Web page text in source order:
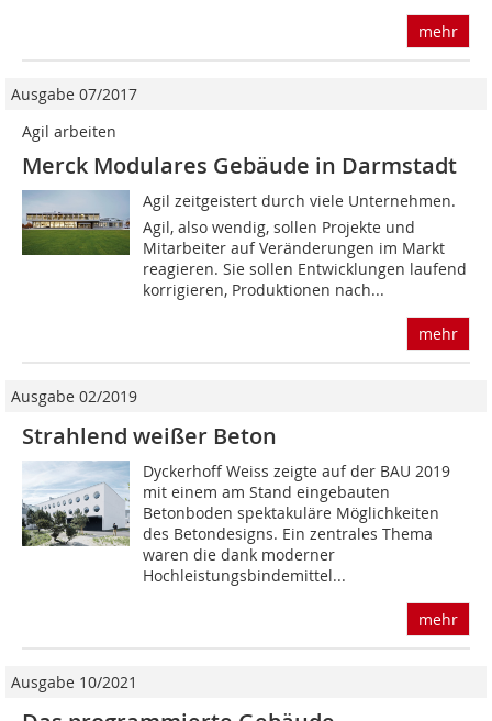
mehr
Ausgabe 07/2017
Agil arbeiten
Merck Modulares Gebäude in Darmstadt
Agil zeitgeistert durch viele Unternehmen.
Agil, also wendig, sollen Projekte und
Mitarbeiter auf Veränderungen im Markt
reagieren. Sie sollen Entwicklungen laufend
korrigieren, Produktionen nach...
mehr
Ausgabe 02/2019
Strahlend weißer Beton
Dyckerhoff Weiss zeigte auf der BAU 2019
mit einem am Stand eingebauten
Betonboden spektakuläre Möglichkeiten
des Betondesigns. Ein zentrales Thema
waren die dank moderner
Hochleistungsbindemittel...
mehr
Ausgabe 10/2021